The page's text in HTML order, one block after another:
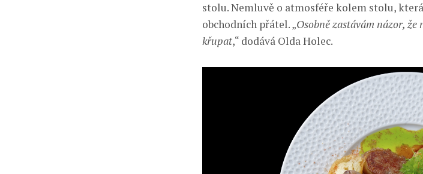
stolu. Nemluvě o atmosféře kolem stolu,
obchodních přátel. „Osobně zastávám názor,
křupat,“ dodává Olda Holec.